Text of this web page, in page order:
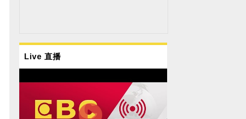
Live 直播